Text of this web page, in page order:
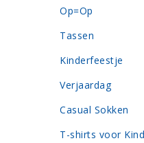
Op=Op
Tassen
Kinderfeestje
Verjaardag
Casual Sokken
T-shirts voor